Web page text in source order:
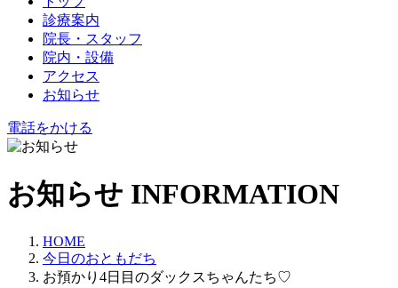
診療案内
院長・スタッフ
院内・設備
アクセス
お知らせ
電話をかける
お知らせ INFORMATION
HOME
今日のおともだち
お預かり4日目のダックスちゃんたち♡